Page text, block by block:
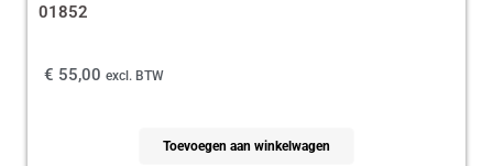
01852
€ 55,00 excl. BTW
Toevoegen aan winkelwagen